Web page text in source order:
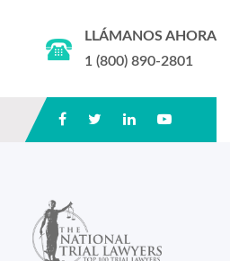
LLÁMANOS AHORA
1 (800) 890-2801